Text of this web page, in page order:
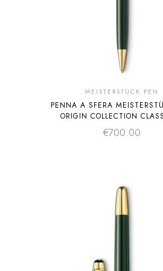
MEISTERSTÜCK PEN
PENNA A SFERA
ORIGIN COLLECTION
€700.00